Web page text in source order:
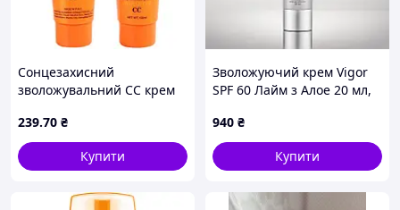
Сонцезахисний
зволожувальний СС крем
XQM SPF 30, 100 мл
239.70 ₴
Купити
Зволожуючий крем Vigor
SPF 60 Лайм з Алое 20 мл,
940 ₴
Купити